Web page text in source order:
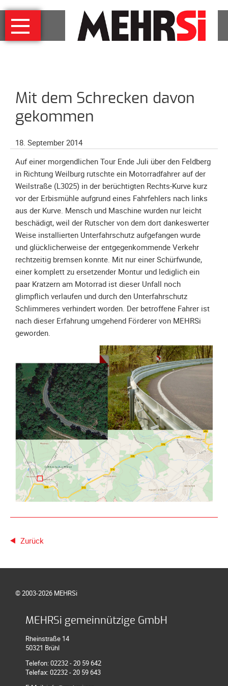
Navigation
überspringen
MEHRSi
Wer
Interview
Ziel
und
Schirmherrschaft
Prominente
MEHRSi
Unterstützen
Spendenkonto
Förderer
werden
Fördererdaten
ändern
Gewerbliche
Förderer
Flyer
Achte
auf
Motorradfahrer
Merchandise
Aktionen
Info/Presse
Unterfahrschutz
Unterfahrschutz
-
-
Unterfahrschutz
Kompatibilität
-
in
Streckensicherung
Mit dem Schrecken davon
gekommen
18. September 2014
Auf einer morgendlichen Tour Ende Juli über den Feldberg
in Richtung Weilburg rutschte ein Motorradfahrer auf der
Weilstraße (L3025) in der berüchtigten Rechts-Kurve kurz
vor der Erbismühle aufgrund eines Fahrfehlers nach links
aus der Kurve. Mensch und Maschine wurden nur leicht
beschädigt, weil der Rutscher von dem dort dankeswerter
Weise installierten Unterfahrschutz aufgefangen wurde
und glücklicherweise der entgegenkommende Verkehr
rechtzeitig bremsen konnte. Mit nur einer Schürfwunde,
einer komplett zu ersetzender Montur und lediglich ein
paar Kratzern am Motorrad ist dieser Unfall noch
glimpflich verlaufen und durch den Unterfahrschutz
Schlimmeres verhindert worden. Der betroffene Fahrer ist
nach dieser Erfahrung umgehend Förderer von MEHRSi
geworden.
Zurück
© 2003-2026 MEHRSi
MEHRSi gemeinnützige GmbH
Rheinstraße 14
50321 Brühl
Telefon: 02232 - 20 59 642
Telefax: 02232 - 20 59 643